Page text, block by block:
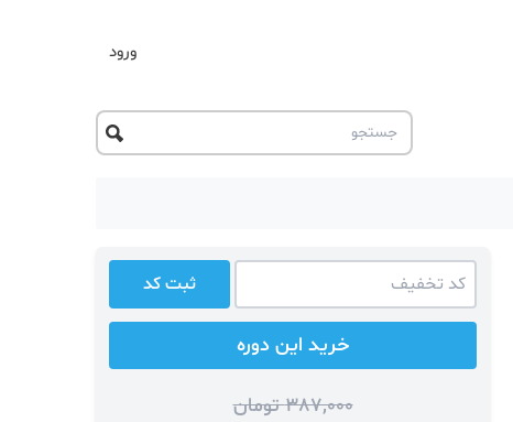
ورود
ثبت کد
خرید این دوره
387,000 تومان